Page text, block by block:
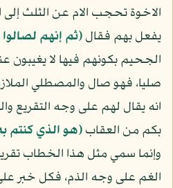
الاخوة تحجب الام عن الثلث
يفعل بهم فقال(ثم إنهم
الجحيم بكونهم فيها لا يغيبون
صليا، فهو صال والمصطلي
انه يقال لهم على وجه التقريع
بكم من العقاب(هو الذي كنتم
وإنما سمي مثل هذا الخطاب
الغم على وجه الذم، فكل خبر